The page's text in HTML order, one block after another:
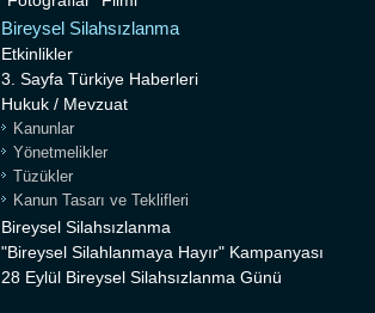
Bireysel Silahsızlanma
Etkinlikler
3. Sayfa Türkiye Haberleri
Hukuk / Mevzuat
Kanunlar
Yönetmelikler
Tüzükler
Kanun Tasarı ve Teklifleri
Bireysel Silahsızlanma
"Bireysel Silahlanmaya Hayır" Kampanyası
28 Eylül Bireysel Silahsızlanma Günü